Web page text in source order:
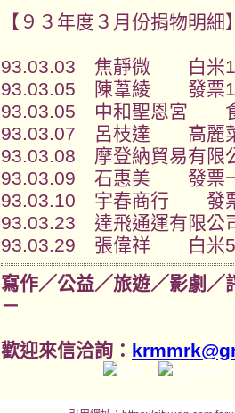
【９３年度３月份捐物明細
93.03.03 焦靜微 白米
93.03.05 陳葦綾 發票
93.03.05 中和聖恩宮
93.03.07 呂枝達 高麗
93.03.08 摩登納貿易有
93.03.09 石惠美 發票
93.03.10 宇春商行 發
93.03.23 達飛通運有限
93.03.29 張偉祥 白米
寫作／公益／旅遊／影劇／
－
歡迎來信洽詢：